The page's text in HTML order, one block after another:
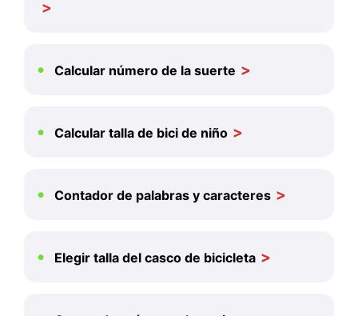
Calcular número de la suerte
Calcular talla de bici de niño
Contador de palabras y caracteres
Elegir talla del casco de bicicleta